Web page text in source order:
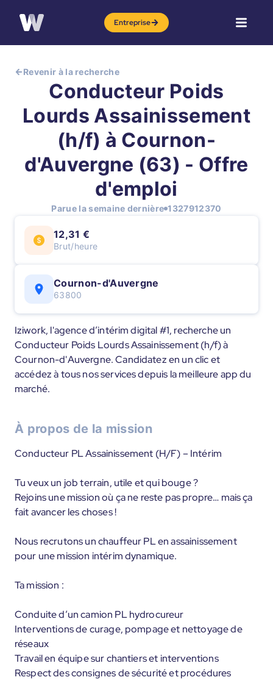
Entreprise
Revenir à la recherche
Conducteur Poids
Lourds Assainissement
(h/f) à Cournon-
d'Auvergne (63) - Offre
d'emploi
Parue la semaine dernière 1327912370
12,31 €
Brut/heure
Cournon-d'Auvergne
63800
Iziwork, l'agence d’intérim digital #1, recherche un
Conducteur Poids Lourds Assainissement (h/f) à
Cournon-d'Auvergne. Candidatez en un clic et
accédez à tous nos services depuis la meilleure app du
marché.
À propos de la mission
Conducteur PL Assainissement (H/F) – Intérim
Tu veux un job terrain, utile et qui bouge ?
Rejoins une mission où ça ne reste pas propre… mais ça
fait avancer les choses !
Nous recrutons un chauffeur PL en assainissement
pour une mission intérim dynamique.
Ta mission :
Conduite d’un camion PL hydrocureur
Interventions de curage, pompage et nettoyage de
réseaux
Travail en équipe sur chantiers et interventions
Respect des consignes de sécurité et procédures